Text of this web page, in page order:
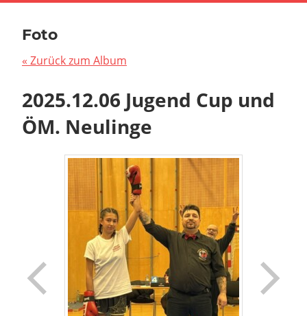
Foto
« Zurück zum Album
2025.12.06 Jugend Cup und
ÖM. Neulinge